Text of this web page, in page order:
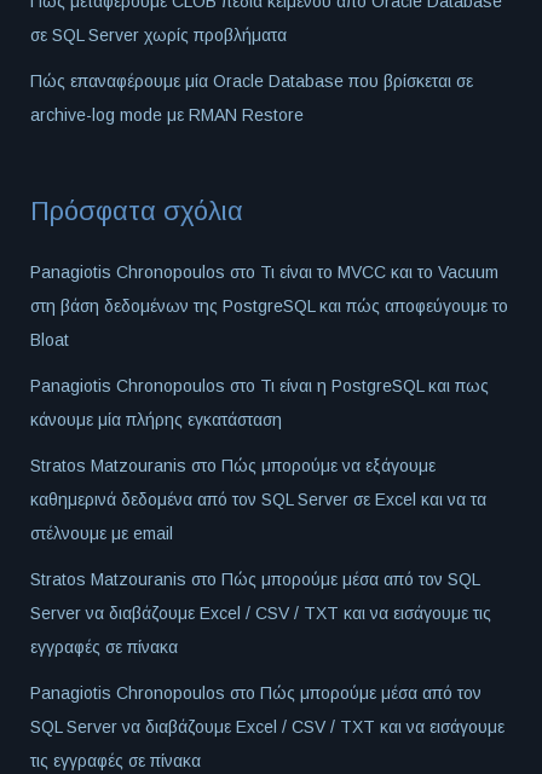
σε SQL Server χωρίς προβλήματα
Πώς επαναφέρουμε μία Oracle Database που βρίσκεται σε
archive-log mode με RMAN Restore
Πρόσφατα σχόλια
Panagiotis Chronopoulos στο Τι είναι το MVCC και το Vacuum
στη βάση δεδομένων της PostgreSQL και πώς αποφεύγουμε το
Bloat
Panagiotis Chronopoulos στο Τι είναι η PostgreSQL και πως
κάνουμε μία πλήρης εγκατάσταση
Stratos Matzouranis στο Πώς μπορούμε να εξάγουμε
καθημερινά δεδομένα από τον SQL Server σε Excel και να τα
στέλνουμε με email
Stratos Matzouranis στο Πώς μπορούμε μέσα από τον SQL
Server να διαβάζουμε Excel / CSV / TXT και να εισάγουμε τις
εγγραφές σε πίνακα
Panagiotis Chronopoulos στο Πώς μπορούμε μέσα από τον
SQL Server να διαβάζουμε Excel / CSV / TXT και να εισάγουμε
τις εγγραφές σε πίνακα